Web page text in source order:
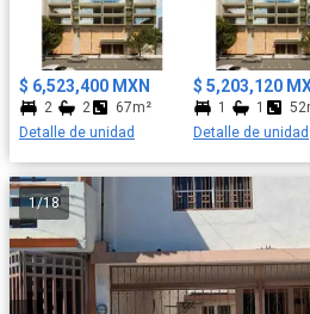
estilo de vida en Monti: diseño,
armonía.
$ 6,523,400 MXN
2 2
67m²
Detalle de unidad
$ 5,203,120
1 1
Detalle de unidad
1/18